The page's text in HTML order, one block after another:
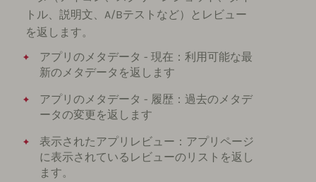
トル、説明文、A/Bテストなど）とレビュー
を返します。
アプリのメタデータ - 現在：利用可能な最
新のメタデータを返します
アプリのメタデータ - 履歴：過去のメタデ
ータの変更を返します
表示されたアプリレビュー：アプリページ
に表示されているレビューのリストを返し
ます。